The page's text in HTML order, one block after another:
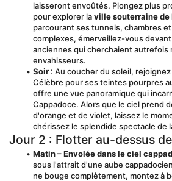
laisseront envoûtés. Plongez plus
pour explorer la ville souterraine de
parcourant ses tunnels, chambres
complexes, émerveillez-vous
anciennes qui cherchaient autrefois
envahisseurs.
Soir : Au coucher du soleil, rejoignez
Célèbre pour ses teintes pourpres
offre une vue panoramique qui
Cappadoce. Alors que le ciel prend
d'orange et de violet, laissez le
chérissez le splendide spectacle de
Jour 2 : Flotter au-dessus
Matin – Envolée dans le ciel
sous l'attrait d'une aube
ne bouge complètement, montez à